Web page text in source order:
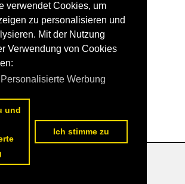
verwendet Cookies, um
zu personalisieren und
Mit der Nutzung
Verwendung von Cookies
Personalisierte Werbung
und
Ich stimme zu